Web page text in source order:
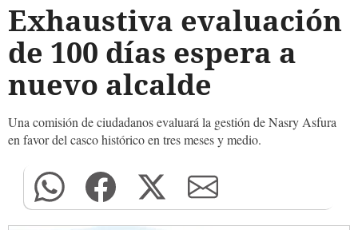
Exhaustiva evaluación
de 100 días espera a
nuevo alcalde
Una comisión de ciudadanos evaluará la gestión de Nasry Asfura
en favor del casco histórico en tres meses y medio.